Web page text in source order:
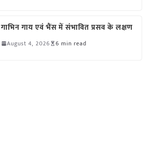
गाभिन गाय एवं भैंस में संभावित प्रसव के लक्षण
August 4, 2026 6 min read